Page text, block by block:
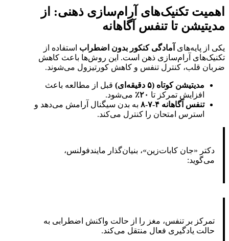
اهمیت تکنیک‌های آرام‌سازی ذهنی: از
مدیتیشن تا تنفس آگاهانه
یکی از پایه‌های آمادگی کنکور بدون اضطراب استفاده از
تکنیک‌های آرام‌سازی ذهن است. این روش‌ها باعث کاهش
ضربان قلب، کنترل تنفس و کاهش کورتیزول می‌شوند.
مدیتیشن کوتاه (۵ دقیقه‌ای) قبل از مطالعه باعث
افزایش تمرکز تا ۲۰٪ می‌شود.
تنفس آگاهانه ۴-۷-۸
به بدن سیگنال آرامش می‌دهد و
استرس امتحان را کنترل می‌کند.
دکتر «جان کابات‌زین»، بنیان‌گذار مایندفولنس،
می‌گوید:
تمرکز بر تنفس، مغز را از حالت واکنش اضطرابی به
حالت یادگیری فعال منتقل می‌کند.